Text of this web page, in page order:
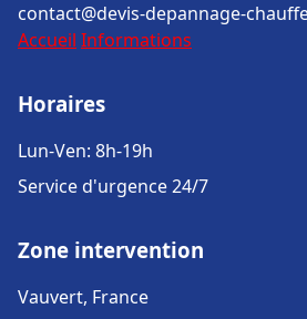
contact@devis-depannage-
Accueil Informations
Horaires
Lun-Ven: 8h-19h
Service d'urgence 24/7
Zone intervention
Vauvert, France